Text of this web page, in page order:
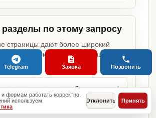
по этому запросу
страницы дают более широкий
объекта или региона без лишних
документов для бизнеса
формам работать корректно.
используем
Отклонить Принять
Telegram Заявка Позвонить